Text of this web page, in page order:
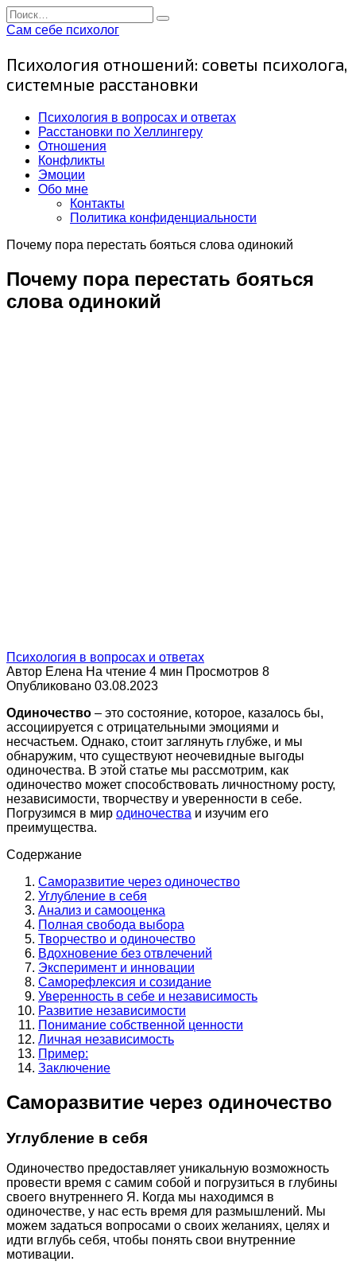
Перейти
к
Search
for:
Сам себе психолог
Психология отношений: советы психолога,
системные расстановки
Психология в вопросах и ответах
Расстановки по Хеллингеру
Отношения
Конфликты
Эмоции
Обо мне
Контакты
Политика конфиденциальности
Почему пора перестать бояться слова одинокий
Почему пора перестать бояться
слова одинокий
Психология в вопросах и ответах
Автор Елена На чтение 4 мин Просмотров 8
Опубликовано 03.08.2023
Одиночество – это состояние, которое, казалось бы,
ассоциируется с отрицательными эмоциями и
несчастьем. Однако, стоит заглянуть глубже, и мы
обнаружим, что существуют неочевидные выгоды
одиночества. В этой статье мы рассмотрим, как
одиночество может способствовать личностному росту,
независимости, творчеству и уверенности в себе.
Погрузимся в мир одиночества и изучим его
преимущества.
Содержание
Саморазвитие через одиночество
Углубление в себя
Анализ и самооценка
Полная свобода выбора
Творчество и одиночество
Вдохновение без отвлечений
Эксперимент и инновации
Саморефлексия и созидание
Уверенность в себе и независимость
Развитие независимости
Понимание собственной ценности
Личная независимость
Пример:
Заключение
Саморазвитие через одиночество
Углубление в себя
Одиночество предоставляет уникальную возможность
провести время с самим собой и погрузиться в глубины
своего внутреннего Я. Когда мы находимся в
одиночестве, у нас есть время для размышлений. Мы
можем задаться вопросами о своих желаниях, целях и
идти вглубь себя, чтобы понять свои внутренние
мотивации.